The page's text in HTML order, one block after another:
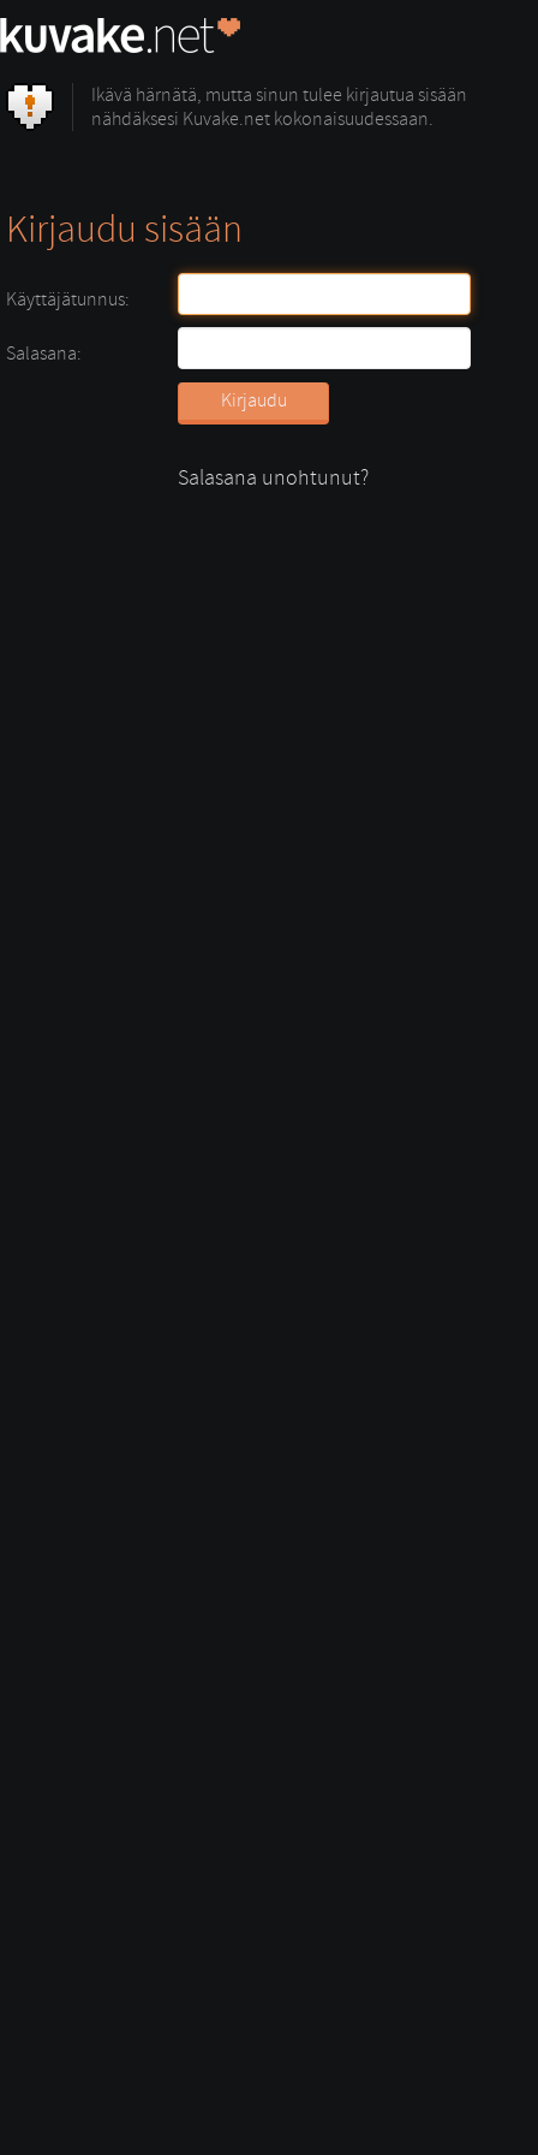
Ikävä härnätä, mutta sinun tulee kirjautua sisään
nähdäksesi Kuvake.net kokonaisuudessaan.
Kirjaudu sisään
Käyttäjätunnus:
Salasana:
Salasana unohtunut?